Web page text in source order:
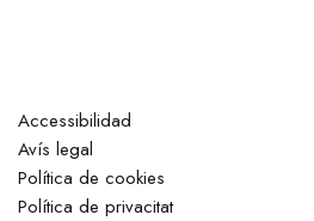
Accessibilidad
Avís legal
Política de cookies
Política de privacitat